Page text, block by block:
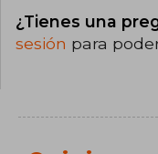
¿Tienes una
sesión para